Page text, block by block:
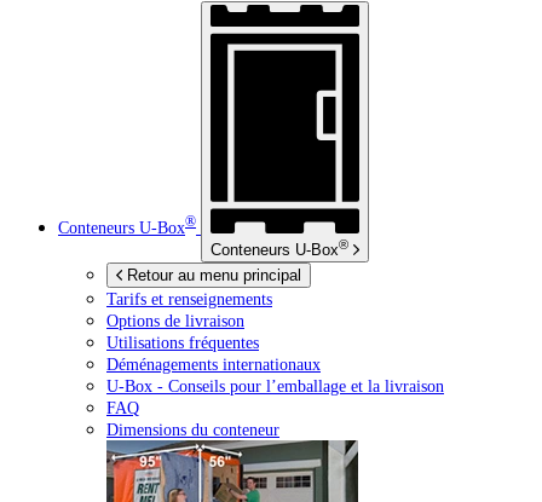
Conteneurs U-Box®
Conteneurs U-Box®
Retour au menu principal
Tarifs et renseignements
Options de livraison
Utilisations fréquentes
Déménagements internationaux
U-Box - Conseils pour l’emballage et la livraison
FAQ
Dimensions du conteneur